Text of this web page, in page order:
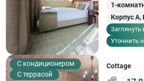
1-
Корпус А,
Заглянуть
Уточнить
С кондиционером
С террасой
Cottage